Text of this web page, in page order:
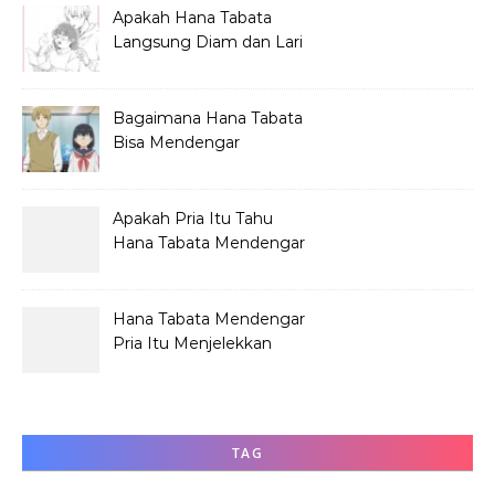
Apakah Hana Tabata
Langsung Diam dan Lari
Bagaimana Hana Tabata
Bisa Mendengar
Apakah Pria Itu Tahu
Hana Tabata Mendengar
Hana Tabata Mendengar
Pria Itu Menjelekkan
TAG